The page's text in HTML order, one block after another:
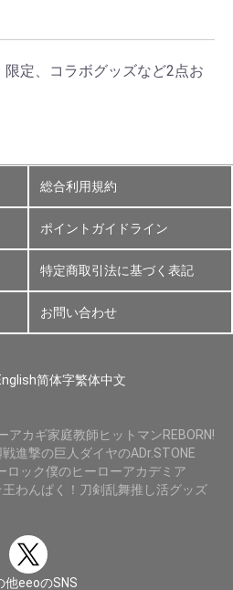
限定、コラボグッズなど2点お
総合利用規約
ポイントガイドライン
特定商取引法に基づく表記
お問い合わせ
简体字繁体中文
アカギ家庭教師ヒットマンREBORN!
戦進撃の巨人 ダイヤのADr.STONE
ロック僕のヒーローアカデミア
わんぱく！刀剣乱舞推し活グッズ
他eeoのSNS